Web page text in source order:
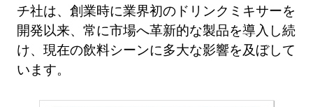
チ社は、創業時に業界初のドリンクミキサーを
開発以来、常に市場へ革新的な製品を導入し続
け、現在の飲料シーンに多大な影響を及ぼして
います。